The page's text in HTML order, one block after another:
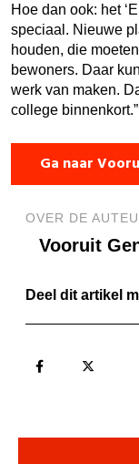
Hoe dan ook: het
speciaal. Nieuwe
houden, die
bewoners. Daar
werk van maken.
college binnenkort.”
Ga naar
OVER DE
Vooruit
Deel dit artikel